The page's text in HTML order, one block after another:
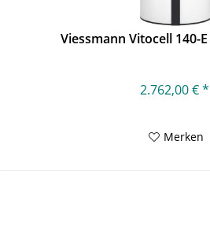
Viessmann Vitocell 140-E
2.762,00 € *
Merken